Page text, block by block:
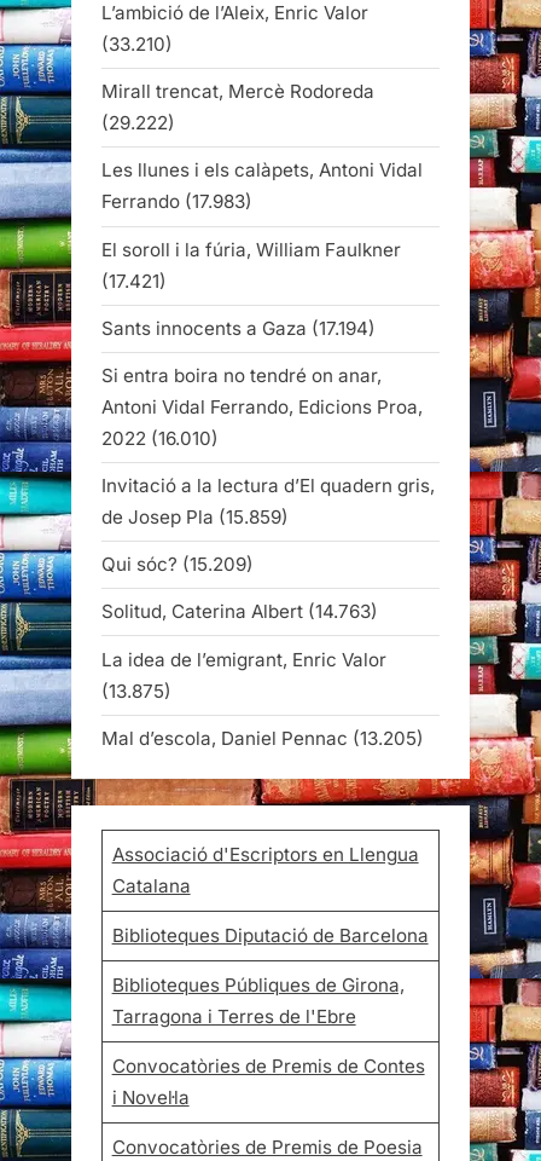
L’ambició de l’Aleix, Enric Valor
(33.210)
Mirall trencat, Mercè Rodoreda
(29.222)
Les llunes i els calàpets, Antoni Vidal
Ferrando (17.983)
El soroll i la fúria, William Faulkner
(17.421)
Sants innocents a Gaza (17.194)
Si entra boira no tendré on anar,
Antoni Vidal Ferrando, Edicions Proa,
2022 (16.010)
Invitació a la lectura d’El quadern gris,
de Josep Pla (15.859)
Qui sóc? (15.209)
Solitud, Caterina Albert (14.763)
La idea de l’emigrant, Enric Valor
(13.875)
Mal d’escola, Daniel Pennac (13.205)
Associació d'Escriptors en Llengua
Catalana
Biblioteques Diputació de Barcelona
Biblioteques Públiques de Girona,
Tarragona i Terres de l'Ebre
Convocatòries de Premis de Contes
i Novel·la
Convocatòries de Premis de Poesia